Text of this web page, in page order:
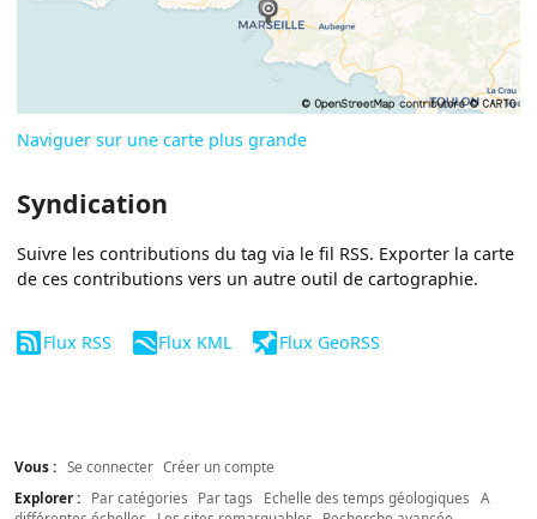
Naviguer sur une carte plus grande
Syndication
Suivre les contributions du tag via le fil RSS. Exporter la carte
de ces contributions vers un autre outil de cartographie.
Flux RSS Flux KML Flux GeoRSS
Vous : Se connecter Créer un compte
Explorer :
Par catégories Par tags Echelle des temps géologiques
A